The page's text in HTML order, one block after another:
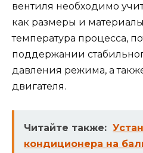
вентиля необходимо
как размеры и
температура процесса,
поддержании
давления режима, а
двигателя.
Читайте также:
кондиционера на